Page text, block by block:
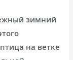
зимний
на ветке